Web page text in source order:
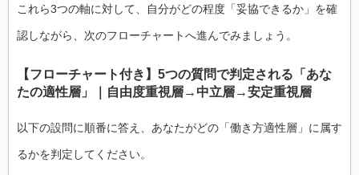
これら3つの軸に対して、自分がどの程度「妥協できるか」を確
認しながら、次のフローチャートへ進んでみましょう。
【フローチャート付き】5つの質問で判定される「あな
たの適性層」｜自由度重視層→中立層→安定重視層
以下の設問に順番に答え、あなたがどの「働き方適性層」に属す
るかを判定してください。